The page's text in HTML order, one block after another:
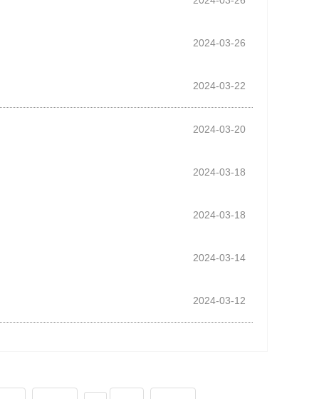
2024-03-26
2024-03-22
2024-03-20
2024-03-18
2024-03-18
2024-03-14
2024-03-12